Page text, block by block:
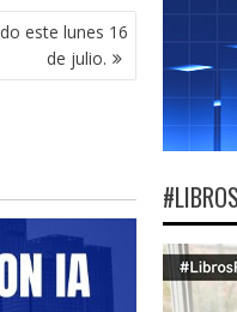
este lunes 16
de julio.